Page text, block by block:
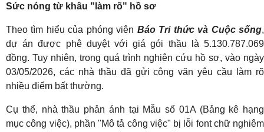
Sức nóng từ khâu "làm rõ" hồ sơ
Theo tìm hiểu của phóng viên Báo Tri thức và Cuộc sống,
dự án được phê duyệt với giá gói thầu là 5.130.787.069
đồng. Tuy nhiên, trong quá trình nghiên cứu hồ sơ, vào ngày
03/05/2026, các nhà thầu đã gửi công văn yêu cầu làm rõ
nhiều điểm bất thường.
Cụ thể, nhà thầu phản ánh tại Mẫu số 01A (Bảng kê hạng
mục công việc), phần "Mô tả công việc" bị lỗi font chữ nghiêm